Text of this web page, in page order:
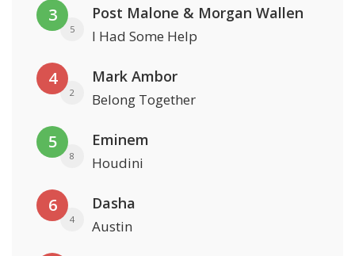
3
5
Post Malone & Morgan Wallen
I Had Some Help
4
2
Mark Ambor
Belong Together
5
8
Eminem
Houdini
6
4
Dasha
Austin